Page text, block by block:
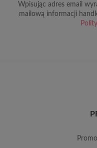
Wpisując adres email
mailową informacji